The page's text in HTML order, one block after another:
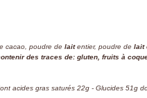
cacao, poudre de laitentier, poudre de lait
des traces de: gluten, fruits à
acides gras saturés 22g - Glucides 51g